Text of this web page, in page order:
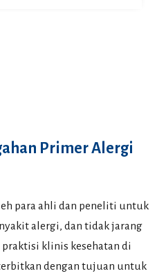
Primer Alergi
para ahli dan peneliti untuk
alergi, dan tidak jarang
klinis kesehatan di
dengan tujuan untuk